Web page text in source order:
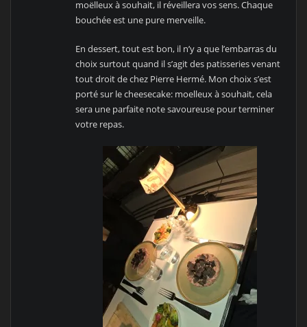
moëlleux à souhait, il réveillera vos sens. Chaque
bouchée est une pure merveille.
En dessert, tout est bon, il n’y a que l’embarras du
choix surtout quand il s’agit des patisseries venant
tout droit de chez Pierre Hermé. Mon choix s’est
porté sur le cheesecake: moelleux à souhait, cela
sera une parfaite note savoureuse pour terminer
votre repas.